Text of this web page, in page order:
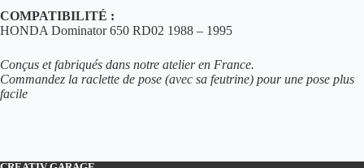
COMPATIBILITÉ :
HONDA Dominator 650 RD02 1988 – 1995
Conçus et fabriqués dans notre atelier en France.
Commandez la raclette de pose (avec sa feutrine) pour une pose plus
facile